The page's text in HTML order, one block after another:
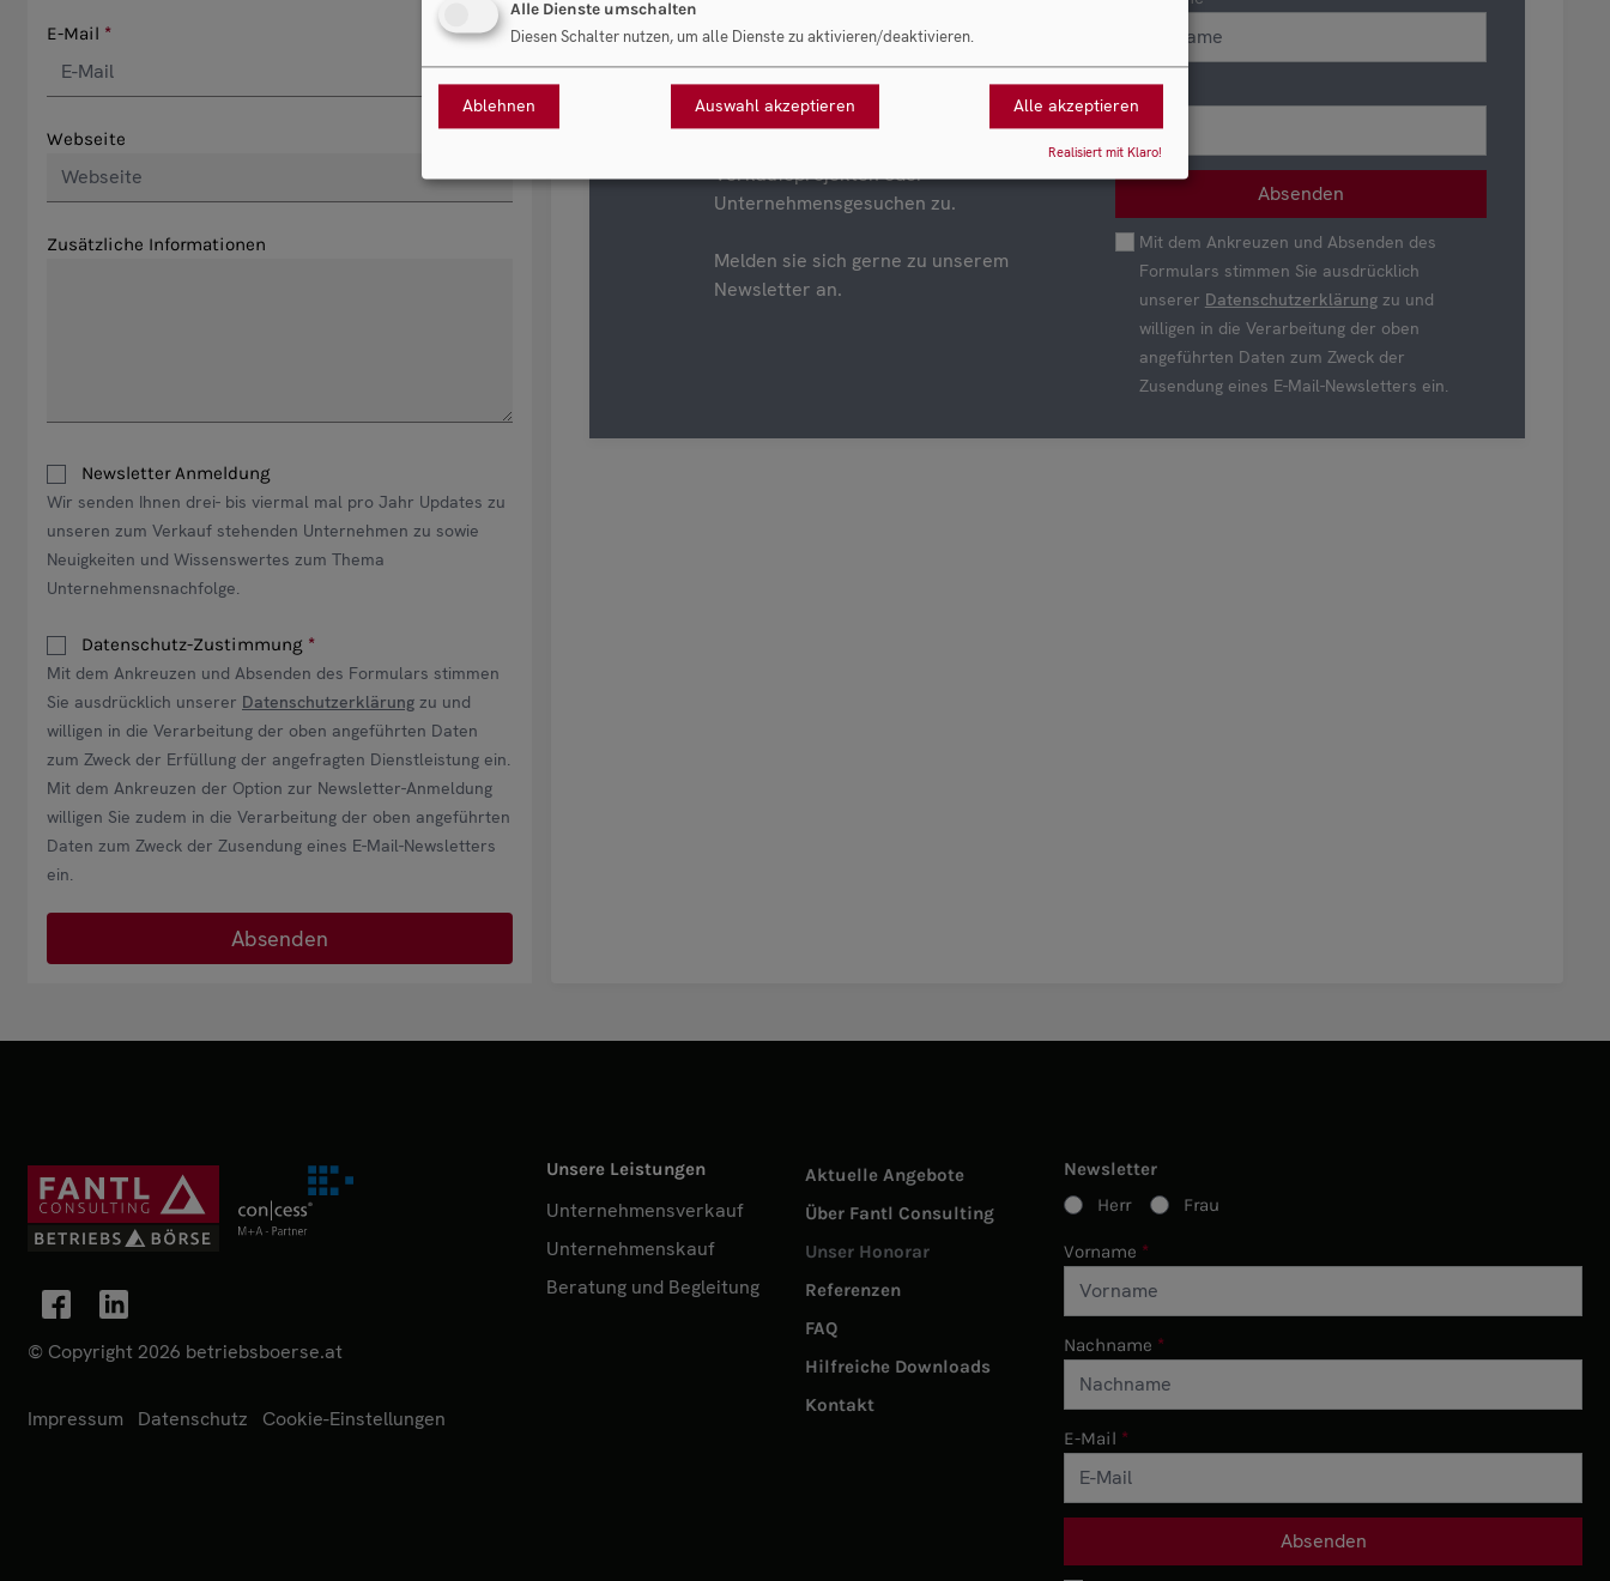
E-Mail
Webseite
Zusätzliche Informationen
Newsletter Anmeldung
Wir senden Ihnen drei- bis viermal mal pro Jahr Updates zu
unseren zum Verkauf stehenden Unternehmen zu sowie
Neuigkeiten und Wissenswertes zum Thema
Unternehmensnachfolge.
Datenschutz-Zustimmung
Mit dem Ankreuzen und Absenden des Formulars stimmen
Sie ausdrücklich unserer Datenschutzerklärung zu und
willigen in die Verarbeitung der oben angeführten Daten
zum Zweck der Erfüllung der angefragten Dienstleistung ein.
Mit dem Ankreuzen der Option zur Newsletter-Anmeldung
willigen Sie zudem in die Verarbeitung der oben angeführten
Daten zum Zweck der Zusendung eines E-Mail-Newsletters
ein.
Wir senden Ihnen drei- bis vier-mal pro
Jahr Aktuelles zum Thema
Unternehmensnachfolge und zu neuen
Verkaufsprojekten oder
Unternehmensgesuchen zu.
Melden sie sich gerne zu unserem
Newsletter an.
E-Mail
Mit dem Ankreuzen und Absenden des
Formulars stimmen Sie ausdrücklich
unserer Datenschutzerklärungzu und
willigen in die Verarbeitung der oben
angeführten Daten zum Zweck der
Zusendung eines E-Mail-Newsletters ein.
© Copyright 2026 betriebsboerse.at
Impressum Datenschutz Cookie-Einstellungen
Unsere Leistungen
Unternehmensverkauf
Unternehmenskauf
Beratung und Begleitung
Aktuelle Angebote
Über Fantl Consulting
Unser Honorar
Referenzen
FAQ
Hilfreiche Downloads
Kontakt
Newsletter
Herr
Frau
Vorname
Nachname
E-Mail
Alle Dienste umschalten
Diesen Schalter nutzen, um alle Dienste zu aktivieren/deaktivieren.
Ablehnen Auswahl akzeptieren Alle akzeptieren
Realisiert mit Klaro!